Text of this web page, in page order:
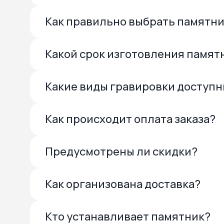
Как правильно выбрать
Какой срок изготовления
Какие виды гравировки
Как происходит оплата заказа?
Предусмотрены ли скидки?
Как организована доставка?
Кто устанавливает памятник?